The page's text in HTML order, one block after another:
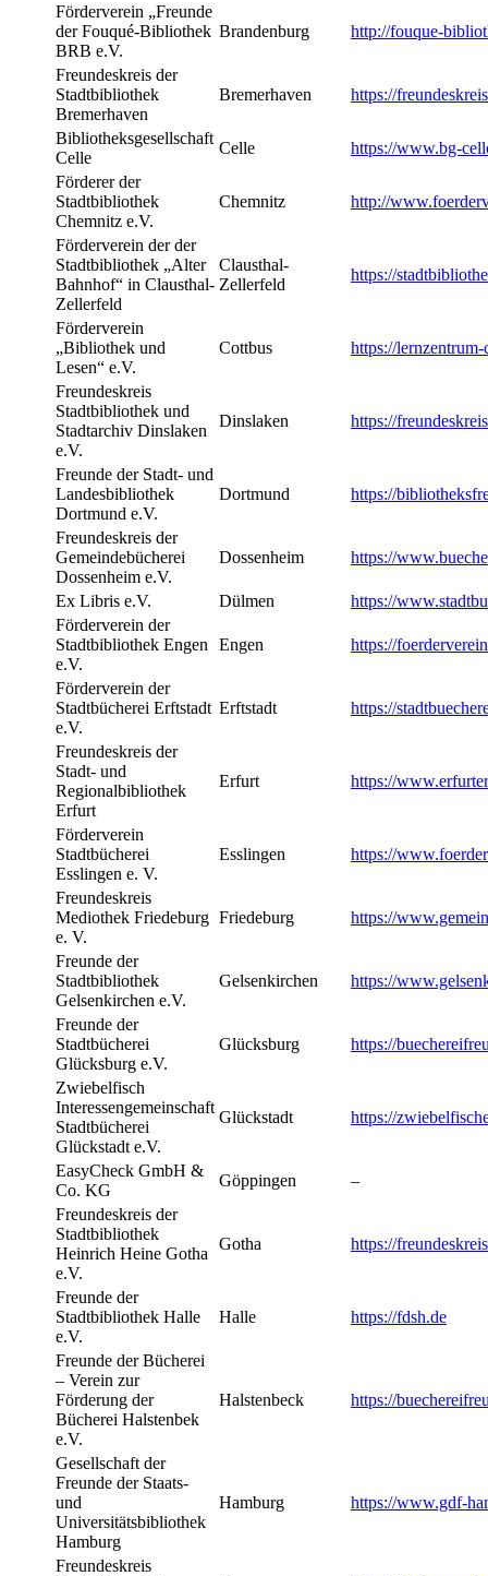
Förderverein „Freunde
der Fouqué-Bibliothek
BRB e.V.
Brandenburg http://fouque-
Freundeskreis der
Stadtbibliothek
Bremerhaven
Bremerhaven https://
Bibliotheksgesellschaft
Celle
Celle
https://www.bg-
Förderer der
Stadtbibliothek
Chemnitz e.V.
Chemnitz http://
Förderverein der der
Stadtbibliothek „Alter
Bahnhof“ in Clausthal-
Zellerfeld
Clausthal-
Zellerfeld
https://
Förderverein
„Bibliothek und
Lesen“ e.V.
Cottbus https://lernzentrum-
Freundeskreis
Stadtbibliothek und
Stadtarchiv Dinslaken
e.V.
Dinslaken https://
Freunde der Stadt- und
Landesbibliothek
Dortmund e.V.
Dortmund https://
Freundeskreis der
Gemeindebücherei
Dossenheim e.V.
Dossenheim https://
Ex Libris e.V. Dülmen
https://
Förderverein der
Stadtbibliothek Engen
e.V.
Engen https://
Förderverein der
Stadtbücherei Erftstadt
e.V.
Erftstadt https://
Freundeskreis der
Stadt- und
Regionalbibliothek
Erfurt
Erfurt https://
Förderverein
Stadtbücherei
Esslingen e. V.
Esslingen https://
Freundeskreis
Mediothek Friedeburg
e. V.
Friedeburg https://
Freunde der
Stadtbibliothek
Gelsenkirchen e.V.
Gelsenkirchen https://
Freunde der
Stadtbücherei
Glücksburg e.V.
Glücksburg https://
Zwiebelfisch
Interessengemeinschaft
Stadtbücherei
Glückstadt e.V.
Glückstadt https://
EasyCheck GmbH &
Co. KG
Göppingen
–
Freundeskreis der
Stadtbibliothek
Heinrich Heine Gotha
e.V.
Gotha https://
Freunde der
Stadtbibliothek Halle
e.V.
Halle https://fdsh.de
Freunde der Bücherei
– Verein zur
Förderung der
Bücherei Halstenbek
e.V.
Halstenbeck https://
Gesellschaft der
Freunde der Staats-
und
Universitätsbibliothek
Hamburg
Hamburg https://www.gdf-
Freundeskreis